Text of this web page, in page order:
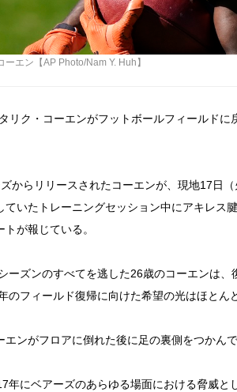
エン【AP Photo/Nam Y. Huh】
リク・コーエンがフットボールフィールド
からリリースされたコーエンが、現地17日
ていたトレーニングセッション中にアキレス
が報じている。
ーズンのすべてを逃した26歳のコーエンは
のフィールド復帰に向けた希望の光はほとん
ンがフロアに倒れた後に足の裏側をつかん
年にベアーズのあらゆる場面における脅威